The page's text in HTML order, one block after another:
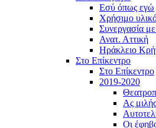
Εσύ όπως εγώ
Χρήσιμο
Συνεργασία
Ανατ. Αττική
Ηράκλειο
Στο Επίκεντρο
Στο Επίκεντρο
2019-2020
Ας
Οι